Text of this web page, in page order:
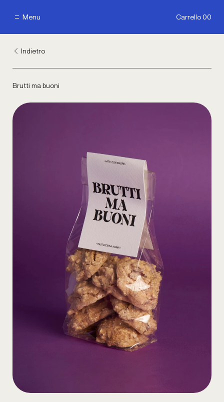
Menu
Carrello 00
Aggiungi
Indietro
Brutti ma buoni